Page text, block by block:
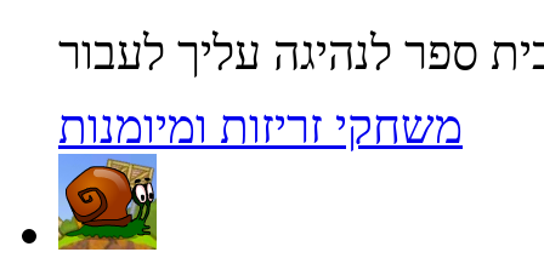
משחקי זריזות ומיומנות